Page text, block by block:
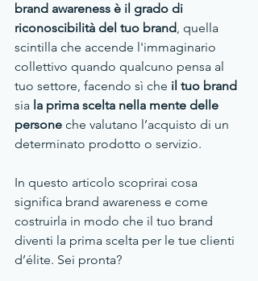
brand awareness è il grado di
riconoscibilità del tuo brand, quella
scintilla che accende l'immaginario
collettivo quando qualcuno pensa al
tuo settore, facendo sì che il tuo brand
sia la prima scelta nella mente delle
persone che valutano l’acquisto di un
determinato prodotto o servizio.
In questo articolo scoprirai cosa
significa brand awareness e come
costruirla in modo che il tuo brand
diventi la prima scelta per le tue clienti
d’élite. Sei pronta?